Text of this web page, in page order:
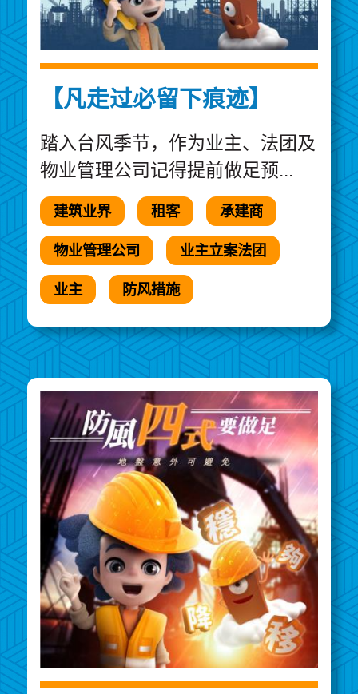
【凡走过必留下痕迹】
踏入台风季节，作为业主、法团及
物业管理公司记得提前做足预...
建筑业界 租客 承建商
物业管理公司 业主立案法团
业主 防风措施